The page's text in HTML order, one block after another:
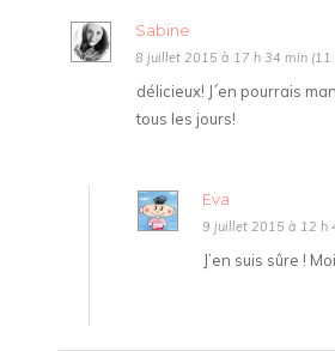
Sabine
8 juillet 2015 à 17 h 34 min (11
délicieux! J´en pourrais
tous les jours!
Eva
9 juillet 2015 à 12 h
J’en suis sûre !